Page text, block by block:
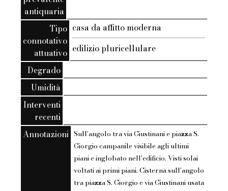
antiquaria
Tipo
connotativo
attuativo
casa da affitto moderna
edilizio pluricellulare
Degrado
Umidità
Interventi
recenti
Annotazioni Sull'angolo tra via Giustinani e piazza S.
Giorgio campanile visibile agli ultimi
piani e inglobato nell'edificio. Visti solai
voltati ai primi piani. Cisterna sull'angolo
tra piazza S. Giorgio e via Giustinani usata